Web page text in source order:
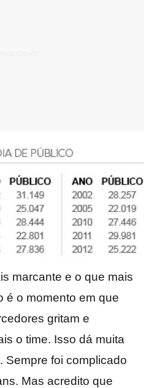
marcante e o que mais
é o momento em que
gritam e
o time. Isso dá muita
Sempre foi complicado
Mas acredito que